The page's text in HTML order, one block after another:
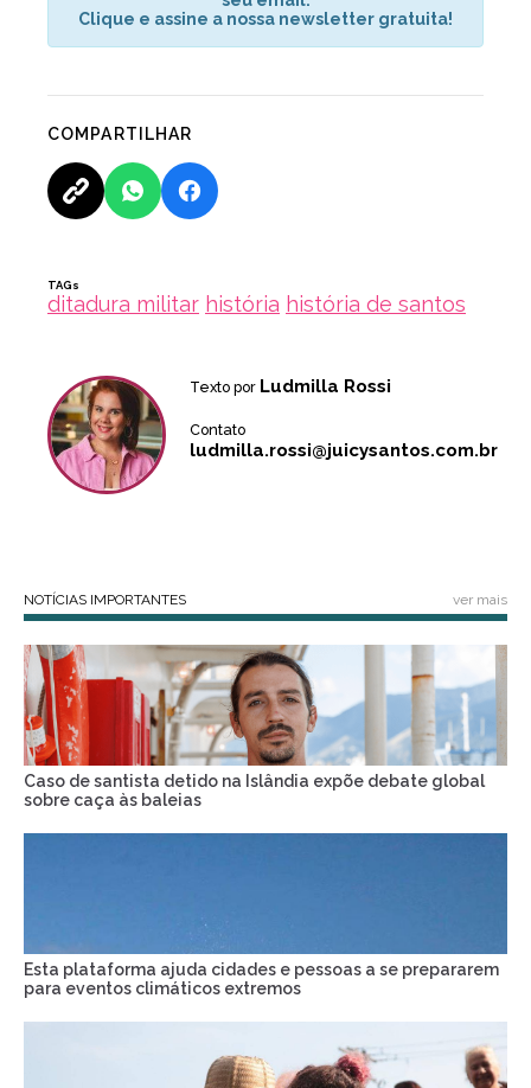
Clique e assine a nossa newsletter gratuita!
COMPARTILHAR
TAGs
ditadura militar história história de santos
Texto por Ludmilla Rossi
Contato
ludmilla.rossi@juicysantos.com.br
NOTÍCIAS IMPORTANTES ver mais
Caso de santista detido na Islândia expõe debate global
sobre caça às baleias
Esta plataforma ajuda cidades e pessoas a se prepararem
para eventos climáticos extremos